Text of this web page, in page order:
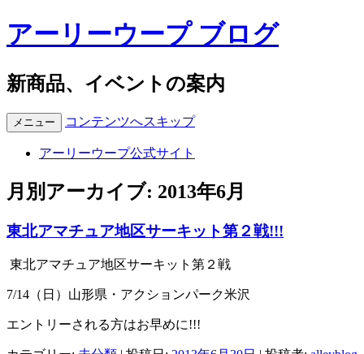
アーリーウープ ブログ
新商品、イベントの案内
メニュー コンテンツへスキップ
アーリーウープ公式サイト
月別アーカイブ: 2013年6月
東北アマチュア地区サーキット第２戦!!!
東北アマチュア地区サーキット第２戦
7/14（日）山形県・アクションパーク米沢
エントリーされる方はお早めに!!!